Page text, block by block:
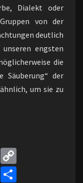
Dialekt oder
von der
deutlich
engsten
die
Säuberung“ der
um sie zu
Fa
ce